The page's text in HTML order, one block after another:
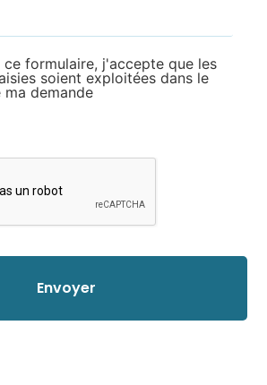
ce formulaire, j'accepte que les
soient exploitées dans le
demande